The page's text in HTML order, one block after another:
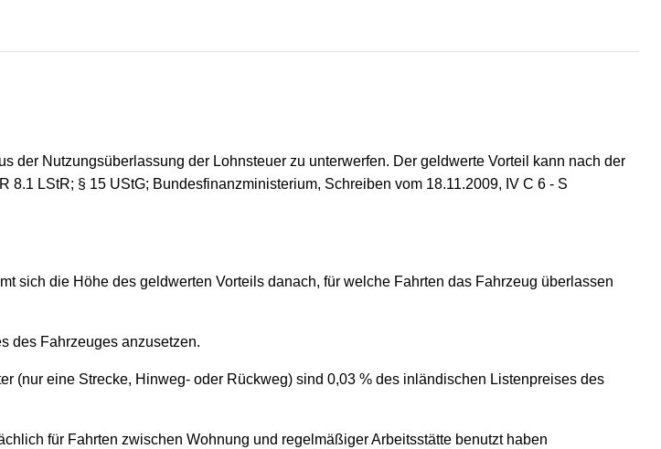
der Nutzungsüberlassung der Lohnsteuer zu unterwerfen. Der geldwerte Vorteil kann nach der
LStR; § 15 UStG; Bundesfinanzministerium, Schreiben vom 18.11.2009, IV C 6 - S
sich die Höhe des geldwerten Vorteils danach, für welche Fahrten das Fahrzeug überlassen
des Fahrzeuges anzusetzen.
(nur eine Strecke, Hinweg- oder Rückweg) sind 0,03 % des inländischen Listenpreises des
für Fahrten zwischen Wohnung und regelmäßiger Arbeitsstätte benutzt haben